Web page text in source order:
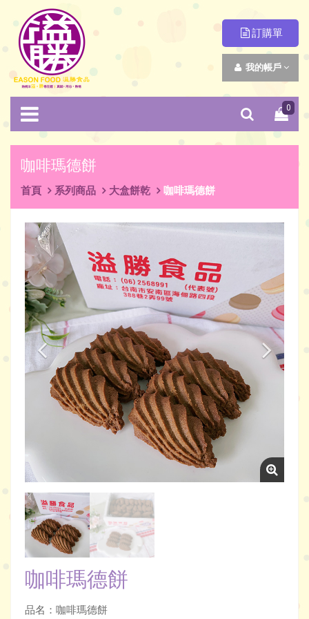
訂購單
我的帳戶
0
咖啡瑪德餅
首頁 系列商品 大盒餅乾 咖啡瑪德餅
咖啡瑪德餅
品名：咖啡瑪德餅